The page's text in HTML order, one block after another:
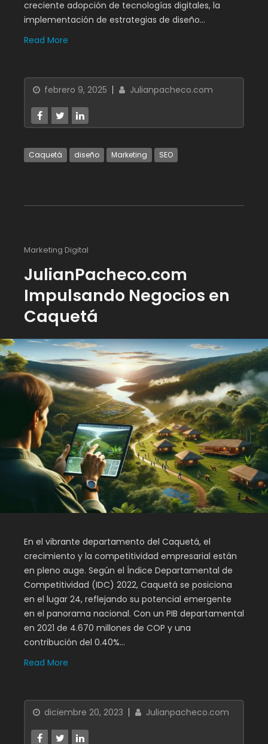
creciente adopción de tecnologías digitales, la
implementación de estrategias de diseño…
Read More
febrero 9, 2025 Julianpacheco.com
Caquetá diseño Marketing SEO
Marketing Digital
JulianPacheco.com
Impulsando Negocios en
Caquetá
En el vibrante departamento del Caquetá, el
crecimiento y la competitividad empresarial están
en pleno auge. Según el Índice Departamental de
Competitividad (IDC) 2022, Caquetá se posiciona
en el lugar 24, reflejando su potencial emergente
en el panorama nacional. Con un PIB departamental
en 2021 de 4.670 millones de COP y una
contribución del 0.40%…
Read More
diciembre 20, 2023 Julianpacheco.com